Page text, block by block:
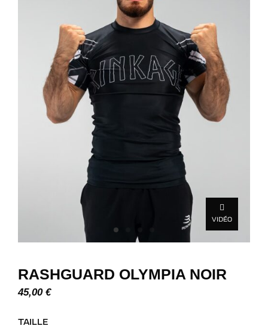
VIDÉO
RASHGUARD OLYMPIA NOIR
45,00 €
TAILLE